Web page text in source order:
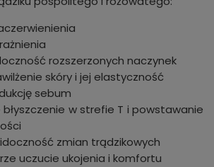
rozszerzonych naczynek
skóry i jej elastyczność
sebum
błyszczenie w strefie T i powstawanie
zmian trądzikowych
uczucie ukojenia i komfortu